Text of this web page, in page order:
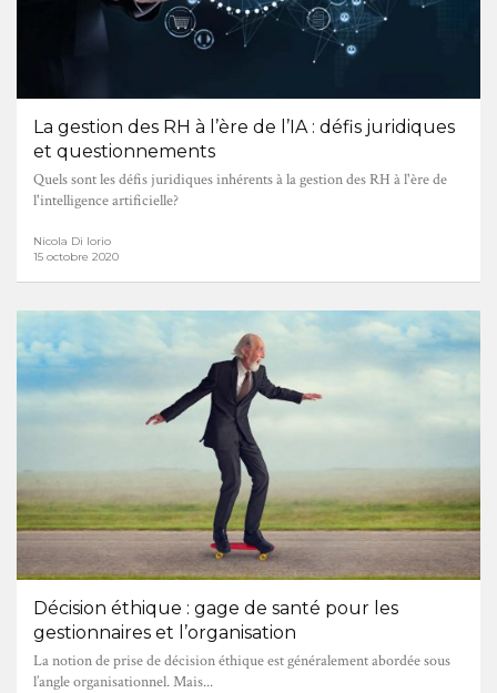
La gestion des RH à l’ère de l’IA : défis juridiques
et questionnements
Quels sont les défis juridiques inhérents à la gestion des RH à l'ère de
l'intelligence artificielle?
Nicola Di Iorio
15 octobre 2020
Décision éthique : gage de santé pour les
gestionnaires et l’organisation
La notion de prise de décision éthique est généralement abordée sous
l’angle organisationnel. Mais...